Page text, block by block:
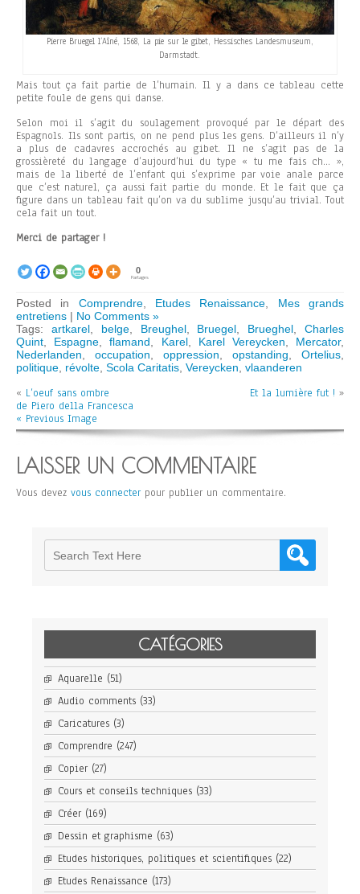
Pierre Bruegel l’Aîné, 1568, La pie sur le gibet, Hessisches Landesmuseum,
Darmstadt.
Mais tout ça fait partie de l’humain. Il y a dans ce tableau cette
petite foule de gens qui danse.
Selon moi il s’agit du soulagement provoqué par le départ des
Espagnols. Ils sont partis, on ne pend plus les gens. D’ailleurs il n’y
a plus de cadavres accrochés au gibet. Il ne s’agit pas de la
grossièreté du langage d’aujourd’hui du type « tu me fais ch… »,
mais de la liberté de l’enfant qui s’exprime par voie anale parce
que c’est naturel, ça aussi fait partie du monde. Et le fait que ça
figure dans un tableau fait qu’on va du sublime jusqu’au trivial. Tout
cela fait un tout.
Merci de partager !
0
Partages
Posted in Comprendre, Etudes Renaissance, Mes grands
entretiens | No Comments »
Tags: artkarel, belge, Breughel, Bruegel, Brueghel,Charles
Quint, Espagne,flamand, Karel, Karel Vereycken, Mercator,
Nederlanden, occupation, oppression, opstanding, Ortelius,
politique, révolte, Scola Caritatis, Vereycken, vlaanderen
« L’oeuf sans ombre
de Piero della Francesca
Et la lumière fut ! »
« Previous Image
LAISSER UN COMMENTAIRE
Vous devez vous connecter pour publier un commentaire.
CATÉGORIES
Aquarelle (51)
Audio comments (33)
Caricatures (3)
Comprendre (247)
Copier (27)
Cours et conseils techniques (33)
Créer (169)
Dessin et graphisme (63)
Etudes historiques, politiques et scientifiques (22)
Etudes Renaissance (173)